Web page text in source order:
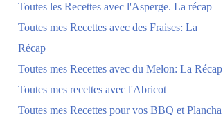
Toutes les Recettes avec l'Asperge. La récap
Toutes mes Recettes avec des Fraises: La
Récap
Toutes mes Recettes avec du Melon: La Récap
Toutes mes recettes avec l'Abricot
Toutes mes Recettes pour vos BBQ et Plancha